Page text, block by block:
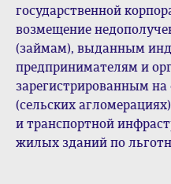
государственной
возмещение
(займам), выданным
предпринимателям и
зарегистрированным на
(сельских
и транспортной
жилых зданий по